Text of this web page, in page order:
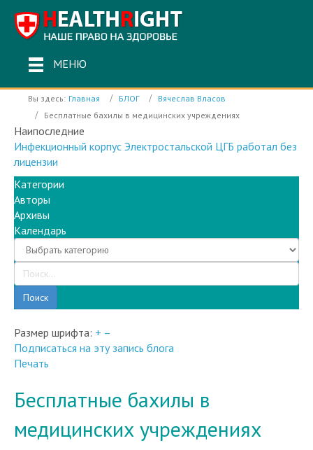
МЕНЮ
Вы здесь: Главная БЛОГ
Вячеслав Власов
Бесплатные бахилы в медицинских учреждениях
Наипоследние
Инфекционный корпус Электростальской ЦГБ работал без
лицензии
Категории
Авторы
Архивы
Календарь
Поиск
Размер шрифта: + –
Подписаться на эту запись блога
Печать
Бесплатные бахилы в
медицинских учреждениях